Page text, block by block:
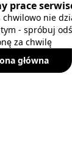
prace
chwilowo nie
- spróbuj
za chwilę
główna